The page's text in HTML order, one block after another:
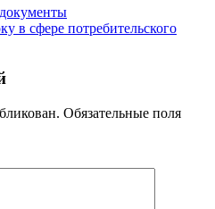
в сфере потребительского
Обязательные поля